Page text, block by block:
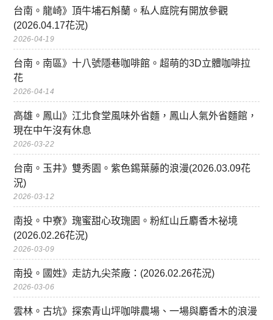
台南。龍崎》頂牛埔石斛蘭。私人庭院有開放參觀
(2026.04.17花況)
2026-04-19
台南。南區》十八號隱巷咖啡館。超萌的3D立體咖啡拉
花
2026-04-14
高雄。鳳山》江北食堂風味外省麵，鳳山人氣外省麵館，
現在中午沒有休息
2026-03-22
台南。玉井》雙秀園。紫色錫葉藤的浪漫(2026.03.09花
況)
2026-03-12
南投。中寮》瑰蜜甜心玫瑰園。粉紅山丘麝香木祕境
(2026.02.26花況)
2026-03-09
南投。國姓》走訪九尖茶廠：(2026.02.26花況)
2026-03-06
雲林。古坑》探索青山坪咖啡農場、一場與麝香木的浪漫